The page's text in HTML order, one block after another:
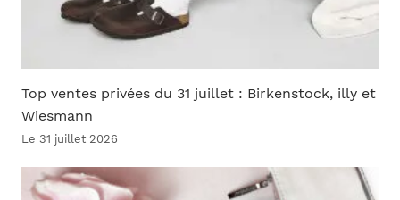
Top ventes privées du 31 juillet : Birkenstock, illy et
Wiesmann
Le 31 juillet 2026